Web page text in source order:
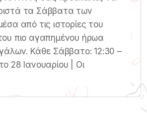
τα Σάββατα των
από τις ιστορίες του
πιο αγαπημένου ήρωα
Κάθε Σάββατο: 12:30 –
28 Ιανουαρίου | Οι